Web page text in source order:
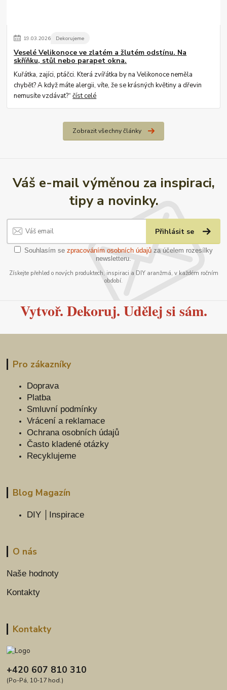
19.03.2026 Dekorujeme
Veselé Velikonoce ve zlatém a žlutém odstínu. Na
skříňku, stůl nebo parapet okna.
Kuřátka, zajíci, ptáčci. Která zvířátka by na Velikonoce neměla
chybět? A když máte alergii, víte, že se krásných květiny a dřevin
nemusíte vzdávat?“číst celé
Zobrazit všechny články
Váš e-mail výměnou za inspiraci,
tipy a novinky.
Přihlásit se
Souhlasím se zpracováním osobních údajů za účelem rozesílky
newsletteru.
Získejte přehled o nových produktech, inspiraci a DIY aranžmá, v každém ročním
období.
Vytvoř. Dekoruj. Udělej si sám.
Pro zákazníky
Doprava
Platba
Smluvní podmínky
Vrácení a reklamace
Ochrana osobních údajů
Často kladené otázky
Recyklujeme
Blog Magazín
DIY │Inspirace
O nás
Naše hodnoty
Kontakty
Kontakty
+420 607 810 310
(Po-Pá, 10-17 hod.)